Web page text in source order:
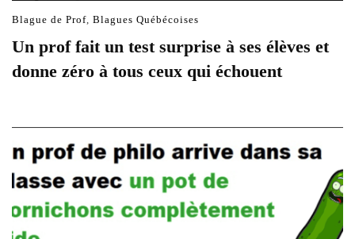
Blague de Prof Blagues Québécoises
Un prof fait un test surprise à ses élèves et
donne zéro à tous ceux qui échouent